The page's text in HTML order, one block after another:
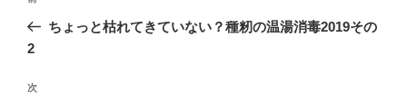
ナ
ゲ
の
投
ちょっと枯れてきていない？種籾の温湯消毒2019その
2
次
次